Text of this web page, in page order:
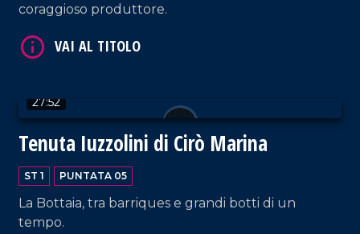
coraggioso produttore.
27:52
Tenuta Iuzzolini di Cirò Marina
ST 1 PUNTATA 05
La Bottaia, tra barriques e grandi botti di un
tempo.